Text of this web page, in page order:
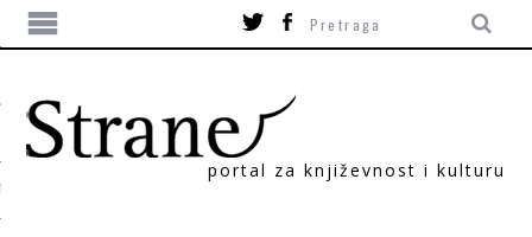
portal za književnost i kulturu